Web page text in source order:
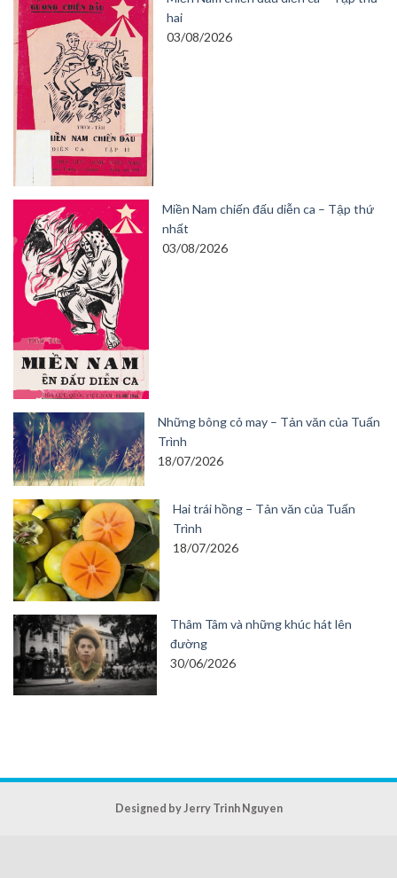
hai
03/08/2026
Miền Nam chiến đấu diễn ca – Tập thứ
nhất
03/08/2026
Những bông cỏ may – Tản văn của Tuấn
Trình
18/07/2026
Hai trái hồng – Tản văn của Tuấn
Trình
18/07/2026
Thâm Tâm và những khúc hát lên
đường
30/06/2026
Designed by Jerry Trinh Nguyen